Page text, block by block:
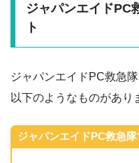
ジャパンエイドPC
ト
ジャパンエイドPC救急
以下のようなものがあり
ジャパンエイドPC救急